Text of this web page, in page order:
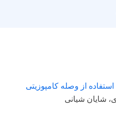
از وصله کامپوزیتی
شایان شیانی